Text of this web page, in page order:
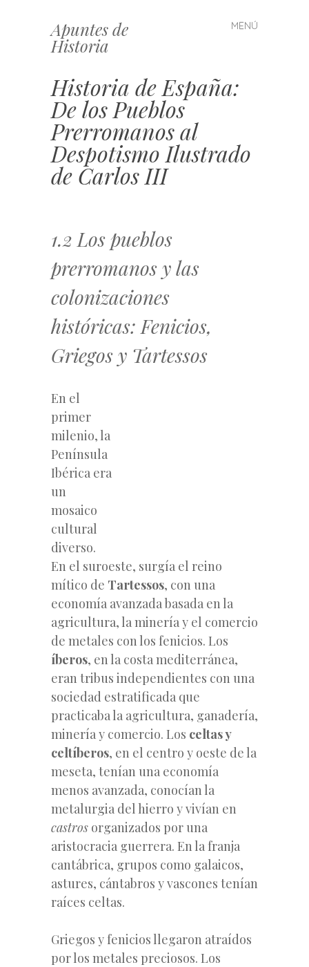
Apuntes de
Historia
MENÚ
Saltar
al
Historia de España:
De los Pueblos
Prerromanos al
Despotismo Ilustrado
de Carlos III
1.2 Los pueblos
prerromanos y las
colonizaciones
históricas: Fenicios,
Griegos y Tartessos
En el
primer
milenio, la
Península
Ibérica era
un
mosaico
cultural
diverso.
En el suroeste, surgía el reino
mítico de Tartessos, con una
economía avanzada basada en la
agricultura, la minería y el comercio
de metales con los fenicios. Los
íberos, en la costa mediterránea,
eran tribus independientes con una
sociedad estratificada que
practicaba la agricultura, ganadería,
minería y comercio. Los celtasy
celtíberos, en el centro y oeste de la
meseta, tenían una economía
menos avanzada, conocían la
metalurgia del hierro y vivían en
castros organizados por una
aristocracia guerrera. En la franja
cantábrica, grupos como galaicos,
astures, cántabros y vascones tenían
raíces celtas.
Griegos y fenicios llegaron atraídos
por los metales preciosos. Los